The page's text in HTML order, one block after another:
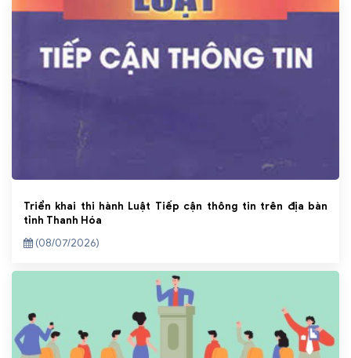
Triển khai thi hành Luật Tiếp cận thông tin trên địa bàn
tỉnh Thanh Hóa
(08/07/2026)